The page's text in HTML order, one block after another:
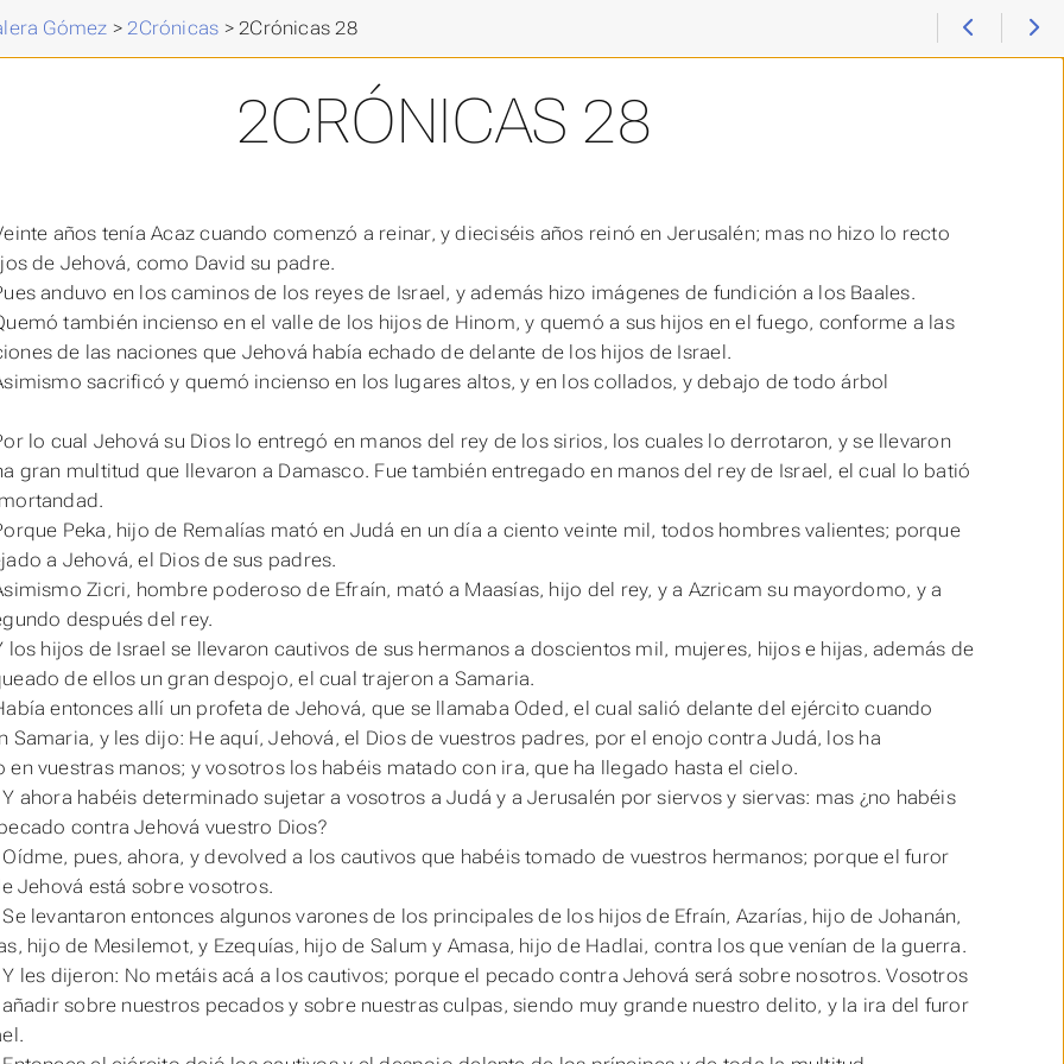
Gómez >2Crónicas >2Crónicas 28
2CRÓNICAS 28
años tenía Acaz cuando comenzó a reinar, y dieciséis años reinó en Jerusalén; mas no hizo lo recto
de Jehová, como David su padre.
anduvo en los caminos de los reyes de Israel, y además hizo imágenes de fundición a los Baales.
también incienso en el valle de los hijos de Hinom, y quemó a sus hijos en el fuego, conforme a las
de las naciones que Jehová había echado de delante de los hijos de Israel.
sacrificó y quemó incienso en los lugares altos, y en los collados, y debajo de todo árbol
lo cual Jehová su Dios lo entregó en manos del rey de los sirios, los cuales lo derrotaron, y se llevaron
gran multitud que llevaron a Damasco. Fue también entregado en manos del rey de Israel, el cual lo batió
Peka, hijo de Remalías mató en Judá en un día a ciento veinte mil, todos hombres valientes; porque
a Jehová, el Dios de sus padres.
Zicri, hombre poderoso de Efraín, mató a Maasías, hijo del rey, y a Azricam su mayordomo, y a
después del rey.
los hijos de Israel se llevaron cautivos de sus hermanos a doscientos mil, mujeres, hijos e hijas, además de
de ellos un gran despojo, el cual trajeron a Samaria.
entonces allí un profeta de Jehová, que se llamaba Oded, el cual salió delante del ejército cuando
Samaria, y les dijo: He aquí, Jehová, el Dios de vuestros padres, por el enojo contra Judá, los ha
en vuestras manos; y vosotros los habéis matado con ira,queha llegado hasta el cielo.
Y ahora habéis determinado sujetar a vosotros a Judá y a Jerusalén por siervos y siervas: mas ¿no habéis
contra Jehová vuestro Dios?
Oídme, pues, ahora, y devolved a los cautivos que habéis tomado de vuestros hermanos; porque el furor
Jehová está sobre vosotros.
Se levantaron entonces algunos varones de los principales de los hijos de Efraín, Azarías, hijo de Johanán,
hijo de Mesilemot, y Ezequías, hijo de Salum y Amasa, hijo de Hadlai, contra los que venían de la guerra.
Y les dijeron: No metáis acá a los cautivos; porque el pecado contra Jehová será sobre nosotros. Vosotros
sobre nuestros pecados y sobre nuestras culpas, siendo muy grande nuestro delito, y la ira del furor